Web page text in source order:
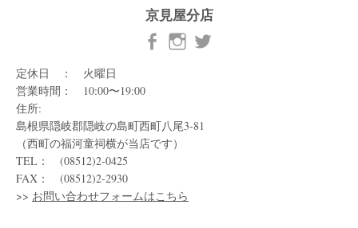
京見屋分店
定休日 ： 火曜日
営業時間： 10:00〜19:00
住所:
島根県隠岐郡隠岐の島町西町八尾3-81
（西町の福河童祠横が当店です）
TEL： (08512)2-0425
FAX： (08512)2-2930
>> お問い合わせフォームはこちら